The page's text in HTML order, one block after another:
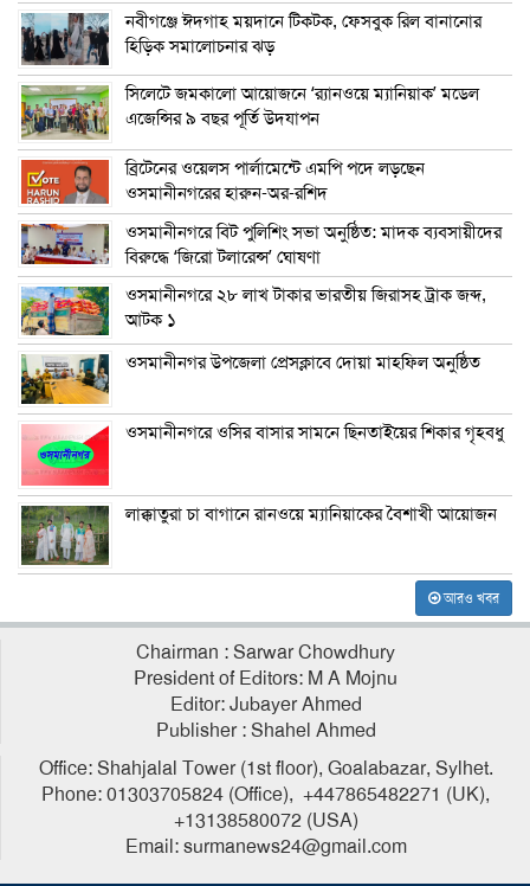
নবীগঞ্জে ঈদগাহ ময়দানে টিকটক, ফেসবুক রিল বানানোর
হিড়িক সমালোচনার ঝড়
সিলেটে জমকালো আয়োজনে ‘র‍্যানওয়ে ম্যানিয়াক’ মডেল
এজেন্সির ৯ বছর পূর্তি উদযাপন
ব্রিটেনের ওয়েলস পার্লামেন্টে এমপি পদে লড়ছেন
ওসমানীনগরের হারুন-অর-রশিদ
ওসমানীনগরে বিট পুলিশিং সভা অনুষ্ঠিত: মাদক ব্যবসায়ীদের
বিরুদ্ধে ‘জিরো টলারেন্স’ ঘোষণা
ওসমানীনগরে ২৮ লাখ টাকার ভারতীয় জিরাসহ ট্রাক জব্দ,
আটক ১
ওসমানীনগর উপজেলা প্রেসক্লাবে দোয়া মাহফিল অনুষ্ঠিত
ওসমানীনগরে ওসির বাসার সামনে ছিনতাইয়ের শিকার গৃহবধু
লাক্কাতুরা চা বাগানে রানওয়ে ম্যানিয়াকের বৈশাখী আয়োজন
আরও খবর
Chairman : Sarwar Chowdhury
President of Editors: M A Mojnu
Editor: Jubayer Ahmed
Publisher : Shahel Ahmed
Office: Shahjalal Tower (1st floor), Goalabazar, Sylhet.
Phone: 01303705824 (Office), +447865482271 (UK),
+13138580072 (USA)
Email: surmanews24@gmail.com